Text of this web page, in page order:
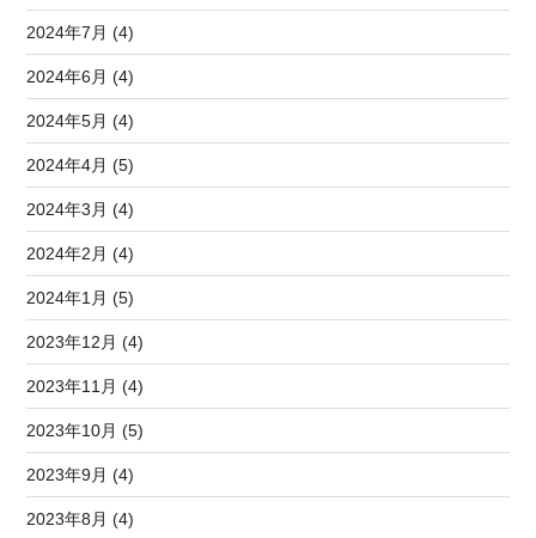
2024年7月 (4)
2024年6月 (4)
2024年5月 (4)
2024年4月 (5)
2024年3月 (4)
2024年2月 (4)
2024年1月 (5)
2023年12月 (4)
2023年11月 (4)
2023年10月 (5)
2023年9月 (4)
2023年8月 (4)